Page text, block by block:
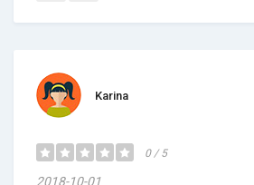
Karina
0 / 5
2018-10-01